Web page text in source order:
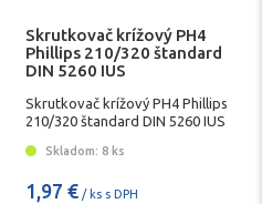
Skrutkovač krížový PH4
Phillips 210/320 štandard
DIN 5260 IUS
Skrutkovač krížový PH4 Phillips
210/320 štandard DIN 5260 IUS
Skladom: 8 ks
1,97 € / ks s DPH